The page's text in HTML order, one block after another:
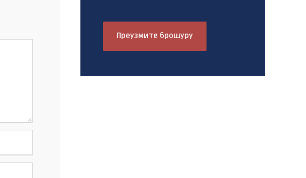
Преузмите брошуру